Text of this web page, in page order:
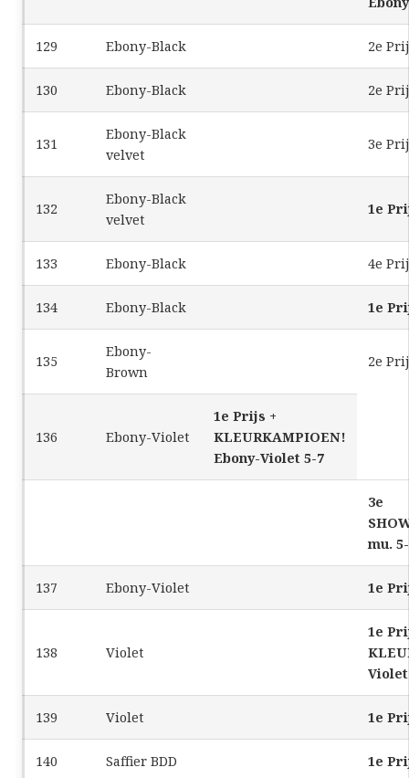
129 Ebony-Black 2e
130 Ebony-Black 2e
131
Ebony-Black
velvet
3e
132
Ebony-Black
velvet
1e
133 Ebony-Black 4e
134 Ebony-Black 1e
135
Ebony-
Brown
2e
136 Ebony-Violet
1e Prijs +
KLEURKAMPIOEN!
Ebony-Violet 5-7
3e
mu.
137 Ebony-Violet 1e
138 Violet
1e
139 Violet 1e
140 Saffier BDD 1e